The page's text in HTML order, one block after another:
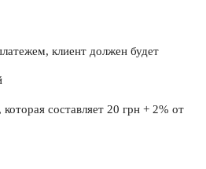
клиент должен будет
составляет 20 грн + 2% от